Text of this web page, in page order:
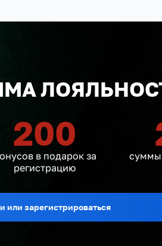
200
в подарок за
регистрацию
суммы
или зарегистрироваться